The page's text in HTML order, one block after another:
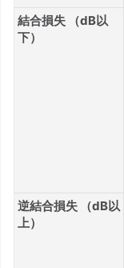
結合損失 （dB以
下）
逆結合損失 （dB以
上）